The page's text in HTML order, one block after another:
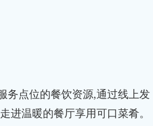
点位的餐饮资源,通过线上发
进温暖的餐厅享用可口菜肴。